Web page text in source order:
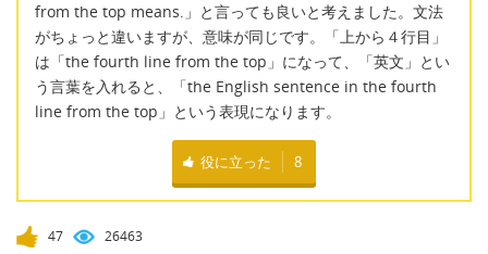
from the top means.」と言っても良いと考えました。文法
がちょっと違いますが、意味が同じです。「上から４行目」
は「the fourth line from the top」になって、「英文」とい
う言葉を入れると、「the English sentence in the fourth
line from the top」という表現になります。
役に立った 8
47 26463